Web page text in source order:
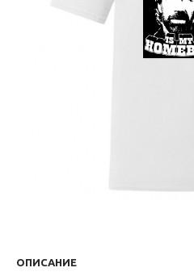
ОПИСАНИЕ